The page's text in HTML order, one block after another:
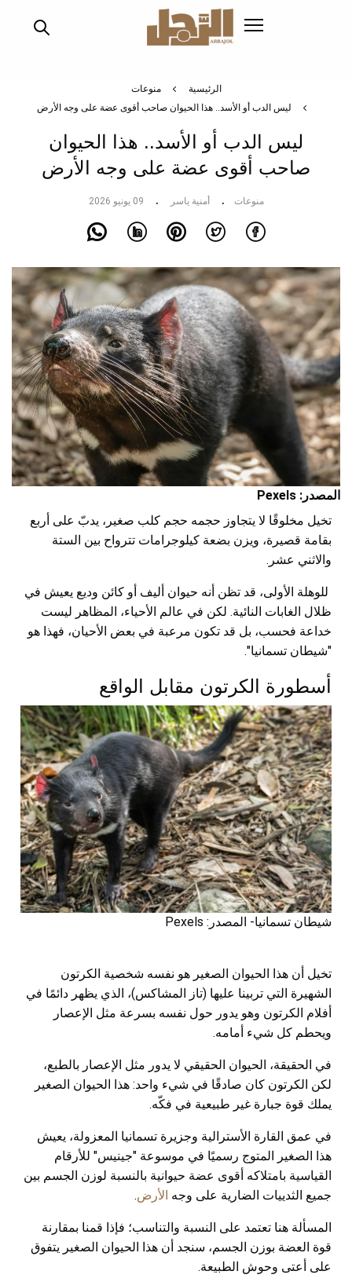
الرئيسية
منوعات
ليس الدب أو الأسد.. هذا الحيوان صاحب أقوى عضة على وجه الأرض
ليس الدب أو الأسد.. هذا الحيوان
صاحب أقوى عضة على وجه الأرض
منوعات أمنية ياسر 09 يونيو 2026
المصدر: Pexels
تخيل مخلوقًا لا يتجاوز حجمه حجم كلب صغير، يدبّ على أربع
بقامة قصيرة، ويزن بضعة كيلوجرامات تترواح بين الستة
والاثني عشر.
للوهلة الأولى، قد تظن أنه حيوان أليف أو كائن وديع يعيش في
ظلال الغابات النائية. لكن في عالم الأحياء، المظاهر ليست
خداعة فحسب، بل قد تكون مرعبة في بعض الأحيان، فهذا هو
"شيطان تسمانيا".
أسطورة الكرتون مقابل الواقع
شيطان تسمانيا- المصدر: Pexels
تخيل أن هذا الحيوان الصغير هو نفسه شخصية الكرتون
الشهيرة التي تربينا عليها (تاز المشاكس)، الذي يظهر دائمًا في
أفلام الكرتون وهو يدور حول نفسه بسرعة مثل الإعصار
ويحطم كل شيء أمامه.
في الحقيقة، الحيوان الحقيقي لا يدور مثل الإعصار بالطبع،
لكن الكرتون كان صادقًا في شيء واحد: هذا الحيوان الصغير
يملك قوة جبارة غير طبيعية في فكّه.
في عمق القارة الأسترالية وجزيرة تسمانيا المعزولة، يعيش
هذا الصغير المتوج رسميًا في موسوعة "جينيس" للأرقام
القياسية بامتلاكه أقوى عضة حيوانية بالنسبة لوزن الجسم بين
جميع الثدييات الضارية على وجه الأرض.
المسألة هنا تعتمد على النسبة والتناسب؛ فإذا قمنا بمقارنة
قوة العضة بوزن الجسم، سنجد أن هذا الحيوان الصغير يتفوق
على أعتى وحوش الطبيعة.